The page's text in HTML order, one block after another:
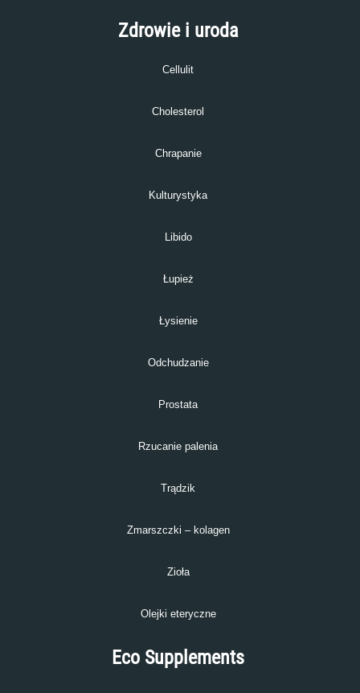
Zdrowie i uroda
Cellulit
Cholesterol
Chrapanie
Kulturystyka
Libido
Łupież
Łysienie
Odchudzanie
Prostata
Rzucanie palenia
Trądzik
Zmarszczki – kolagen
Zioła
Olejki eteryczne
Eco Supplements